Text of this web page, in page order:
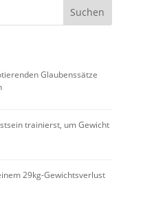
Glaubenssätze
trainierst, um Gewicht
29kg-Gewichtsverlust